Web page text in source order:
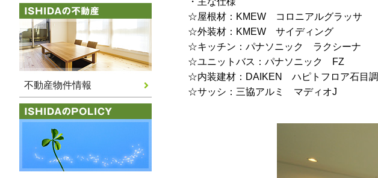
不動産物件情報
☆屋根材：KMEW コロニアルグラッサ
☆外装材：KMEW サイディング
☆キッチン：パナソニック ラクシーナ
☆ユニットバス：パナソニック FZ
☆内装建材：DAIKEN ハピトフロア石目調
☆サッシ：三協アルミ マディオJ